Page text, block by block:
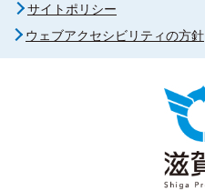
サイトポリシー
ウェブアクセシビリティの方針